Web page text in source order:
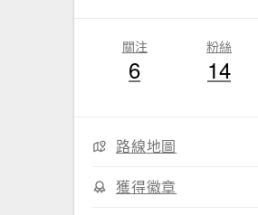
關注
6
粉絲
14
路線地圖
獲得徽章